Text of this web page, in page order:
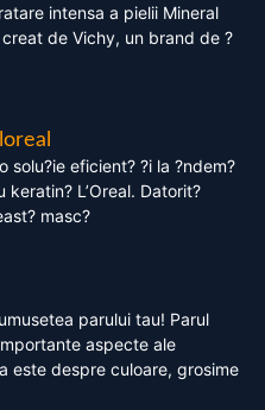
intensa a pielii Mineral
de Vichy, un brand de ?
solu?ie eficient? ?i la ?ndem?
L’Oreal. Datorit?
masc?
parului tau! Parul
aspecte ale
este despre culoare, grosime